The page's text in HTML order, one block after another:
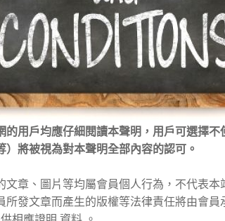
的用戶均應仔細閱讀本聲明，用戶可選擇
）將被視為對本聲明全部內容的認可。
文章、圖片等均屬會員個人行為，不代表
所發文章而產生的版權等法律責任將由會